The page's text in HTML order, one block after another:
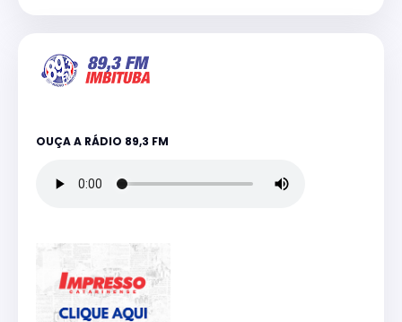
OUÇA A RÁDIO 89,3 FM